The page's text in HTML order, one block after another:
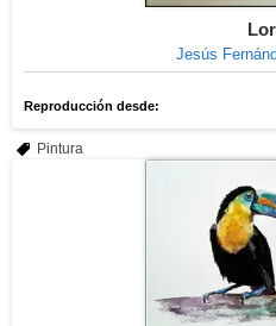
Jesús
Reproducción desde:
Pintura